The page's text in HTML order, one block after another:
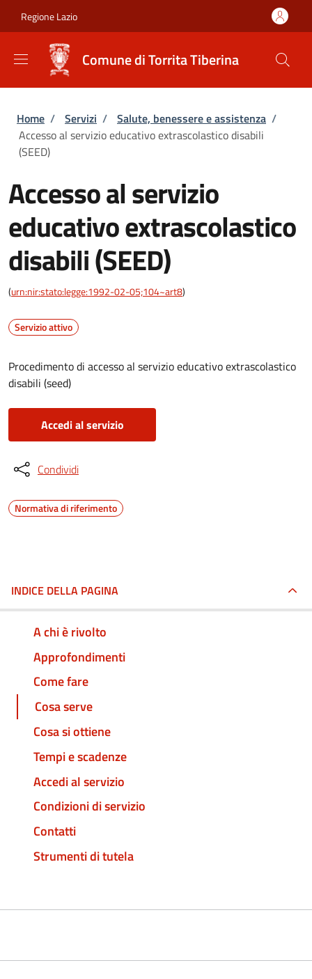
Regione Lazio
Comune di Torrita Tiberina
Briciole di pane
Home / Servizi / Salute, benessere e assistenza /
Accesso al servizio educativo extrascolastico disabili
(SEED)
Accesso al servizio
educativo extrascolastico
disabili (SEED)
(urn:nir:stato:legge:1992-02-05;104~art8)
Servizio attivo
Procedimento di accesso al servizio educativo extrascolastico
disabili (seed)
Accedi al servizio
Condividi
Normativa di riferimento
INDICE DELLA PAGINA
A chi è rivolto
Approfondimenti
Come fare
Cosa serve
Cosa si ottiene
Tempi e scadenze
Accedi al servizio
Condizioni di servizio
Contatti
Strumenti di tutela